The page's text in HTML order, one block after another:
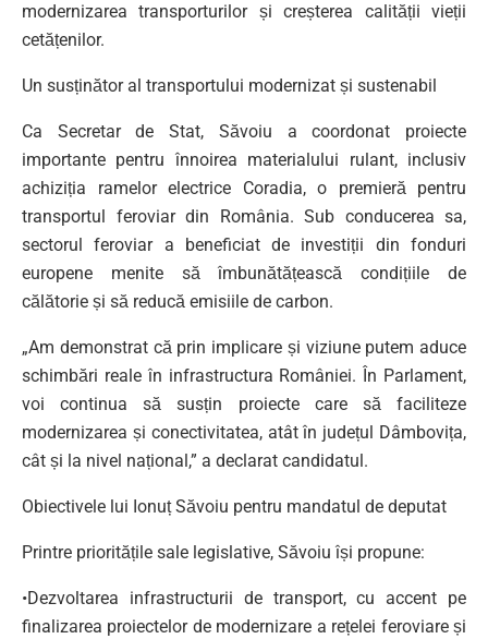
modernizarea transporturilor și creșterea calității vieții
cetățenilor.
Un susținător al transportului modernizat și sustenabil
Ca Secretar de Stat, Săvoiu a coordonat proiecte
importante pentru înnoirea materialului rulant, inclusiv
achiziția ramelor electrice Coradia, o premieră pentru
transportul feroviar din România. Sub conducerea sa,
sectorul feroviar a beneficiat de investiții din fonduri
europene menite să îmbunătățească condițiile de
călătorie și să reducă emisiile de carbon.
„Am demonstrat că prin implicare și viziune putem aduce
schimbări reale în infrastructura României. În Parlament,
voi continua să susțin proiecte care să faciliteze
modernizarea și conectivitatea, atât în județul Dâmbovița,
cât și la nivel național,” a declarat candidatul.
Obiectivele lui Ionuț Săvoiu pentru mandatul de deputat
Printre prioritățile sale legislative, Săvoiu își propune:
•Dezvoltarea infrastructurii de transport, cu accent pe
finalizarea proiectelor de modernizare a rețelei feroviare și